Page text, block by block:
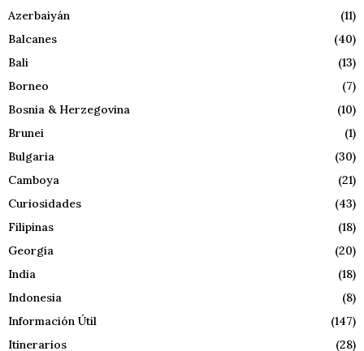
Azerbaiyán
(11)
Balcanes
(40)
Bali
(13)
Borneo
(7)
Bosnia & Herzegovina
(10)
Brunei
(1)
Bulgaria
(30)
Camboya
(21)
Curiosidades
(43)
Filipinas
(18)
Georgia
(20)
India
(18)
Indonesia
(8)
Información Útil
(147)
Itinerarios
(28)